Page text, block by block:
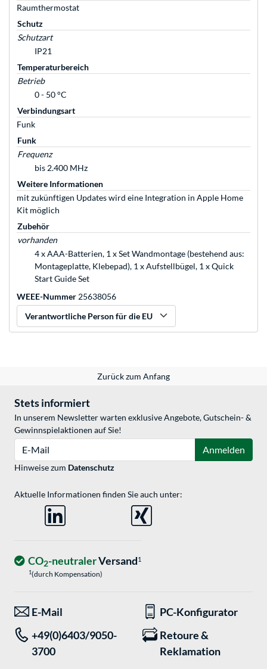
Raumthermostat
Schutz
Schutzart
IP21
Temperaturbereich
Betrieb
0 - 50 °C
Verbindungsart
Funk
Funk
Frequenz
bis 2.400 MHz
Weitere Informationen
mit zukünftigen Updates wird eine Integration in Apple Home
Kit möglich
Zubehör
vorhanden
4 x AAA-Batterien, 1 x Set Wandmontage (bestehend aus:
Montageplatte, Klebepad), 1 x Aufstellbügel, 1 x Quick
Start Guide Set
WEEE-Nummer 25638056
Verantwortliche Person für die EU
Zurück zum Anfang
Stets informiert
In unserem Newsletter warten exklusive Angebote, Gutschein- &
Gewinnspielaktionen auf Sie!
Anmelden
Hinweise zum Datenschutz
Aktuelle Informationen finden Sie auch unter:
CO2-neutralerVersand1
1(durch Kompensation)
E-Mail
PC-Konfigurator
+49(0)6403/9050-
3700
Retoure &
Reklamation